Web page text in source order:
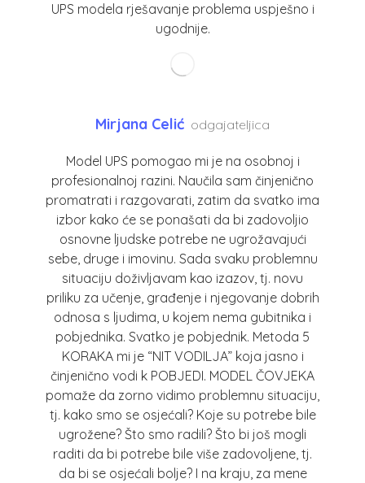
UPS modela rješavanje problema uspješno i
ugodnije.
Mirjana Celić odgajateljica
Model UPS pomogao mi je na osobnoj i
profesionalnoj razini. Naučila sam činjenično
promatrati i razgovarati, zatim da svatko ima
izbor kako će se ponašati da bi zadovoljio
osnovne ljudske potrebe ne ugrožavajući
sebe, druge i imovinu. Sada svaku problemnu
situaciju doživljavam kao izazov, tj. novu
priliku za učenje, građenje i njegovanje dobrih
odnosa s ljudima, u kojem nema gubitnika i
pobjednika. Svatko je pobjednik. Metoda 5
KORAKA mi je “NIT VODILJA” koja jasno i
činjenično vodi k POBJEDI. MODEL ČOVJEKA
pomaže da zorno vidimo problemnu situaciju,
tj. kako smo se osjećali? Koje su potrebe bile
ugrožene? Što smo radili? Što bi još mogli
raditi da bi potrebe bile više zadovoljene, tj.
da bi se osjećali bolje? I na kraju, za mene